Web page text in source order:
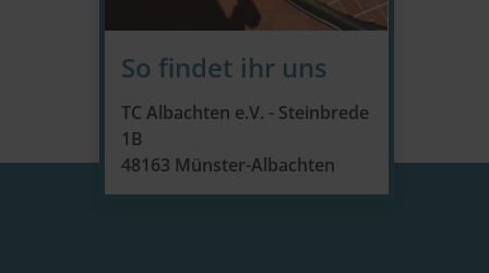
So findet ihr uns
TC Albachten e.V. - Steinbrede
1B
48163 Münster-Albachten